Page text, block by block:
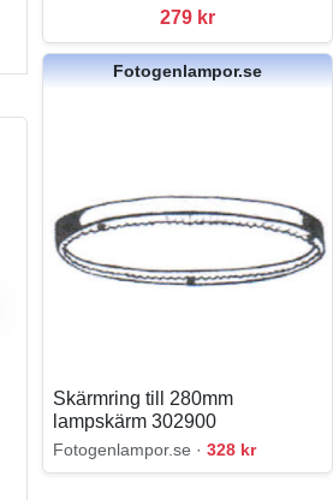
279 kr
Fotogenlampor.se
Skärmring till 280mm
lampskärm 302900
Fotogenlampor.se ·328 kr